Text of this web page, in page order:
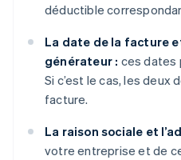
déductible
La date de la facture
générateur : ces dates
Si c’est le cas, les deux
facture.
La raison sociale et
votre entreprise et de